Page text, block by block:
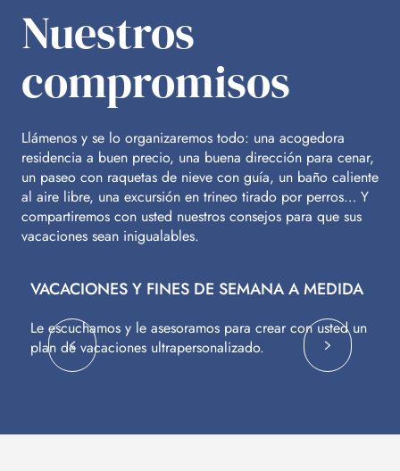
Nuestros
compromisos
Llámenos y se lo organizaremos todo: una acogedora
residencia a buen precio, una buena dirección para cenar,
un paseo con raquetas de nieve con guía, un baño caliente
al aire libre, una excursión en trineo tirado por perros… Y
compartiremos con usted nuestros consejos para que sus
vacaciones sean inigualables.
VACACIONES Y FINES DE SEMANA A MEDIDA
Le escuchamos y le asesoramos para crear con usted un
plan de vacaciones ultrapersonalizado.